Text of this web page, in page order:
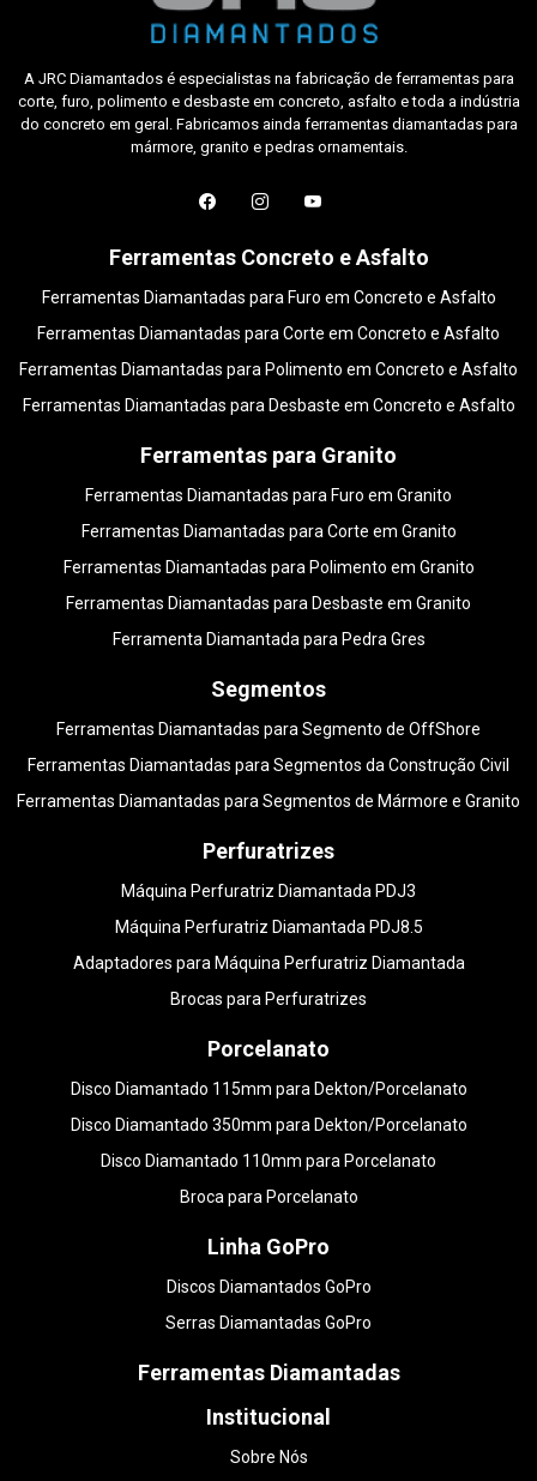
A JRC Diamantados é especialistas na fabricação de ferramentas para
corte, furo, polimento e desbaste em concreto, asfalto e toda a indústria
do concreto em geral. Fabricamos ainda ferramentas diamantadas para
mármore, granito e pedras ornamentais.
Ferramentas Concreto e Asfalto
Ferramentas Diamantadas para Furo em Concreto e Asfalto
Ferramentas Diamantadas para Corte em Concreto e Asfalto
Ferramentas Diamantadas para Polimento em Concreto e Asfalto
Ferramentas Diamantadas para Desbaste em Concreto e Asfalto
Ferramentas para Granito
Ferramentas Diamantadas para Furo em Granito
Ferramentas Diamantadas para Corte em Granito
Ferramentas Diamantadas para Polimento em Granito
Ferramentas Diamantadas para Desbaste em Granito
Ferramenta Diamantada para Pedra Gres
Segmentos
Ferramentas Diamantadas para Segmento de OffShore
Ferramentas Diamantadas para Segmentos da Construção Civil
Ferramentas Diamantadas para Segmentos de Mármore e Granito
Perfuratrizes
Máquina Perfuratriz Diamantada PDJ3
Máquina Perfuratriz Diamantada PDJ8.5
Adaptadores para Máquina Perfuratriz Diamantada
Brocas para Perfuratrizes
Porcelanato
Disco Diamantado 115mm para Dekton/Porcelanato
Disco Diamantado 350mm para Dekton/Porcelanato
Disco Diamantado 110mm para Porcelanato
Broca para Porcelanato
Linha GoPro
Discos Diamantados GoPro
Serras Diamantadas GoPro
Ferramentas Diamantadas
Institucional
Sobre Nós